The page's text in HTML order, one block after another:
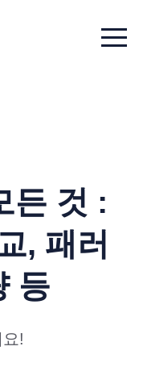
Menu
든 것 :
, 패러
등
!